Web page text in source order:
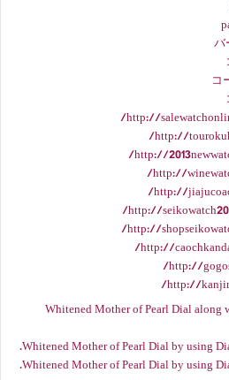
バ
コ
http://
http://
http://
http://
http://
http://
http://
http://
http://
http://
Whitened Mother of Pearl Dial along
Whitened Mother of Pearl Dial by using
Whitened Mother of Pearl Dial by using